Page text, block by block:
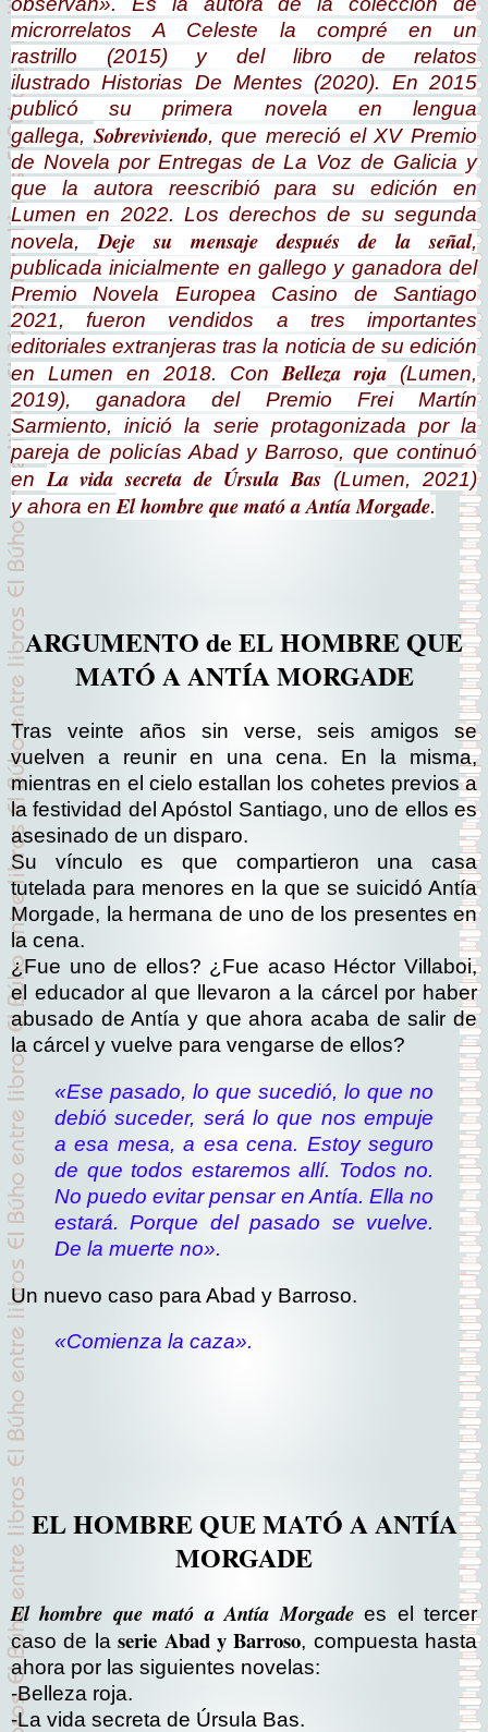
microrrelatosA Celeste la compré en un
rastrillo (2015) y del libro de relatos
ilustradoHistorias De Mentes(2020). En 2015
publicó su primera novela en lengua
gallega, Sobreviviendo, que mereció el XV Premio
de Novela por Entregas de La Voz de Galicia y
que la autora reescribió para su edición en
Lumen en 2022. Los derechos de su segunda
novela, Deje su mensaje después de la señal,
publicada inicialmente en gallego y ganadora del
Premio Novela Europea Casino de Santiago
2021, fueron vendidos a tres importantes
editoriales extranjeras tras la noticia de su edición
en Lumen en 2018. Con Belleza roja (Lumen,
2019), ganadora del Premio Frei Martín
Sarmiento, inició la serie protagonizada por la
pareja de policías Abad y Barroso, que continuó
en La vida secreta de Úrsula Bas(Lumen, 2021)
yahora en El hombre que mató a Antía Morgade.
ARGUMENTO de EL HOMBRE QUE
MATÓ A ANTÍA MORGADE
Tras veinte años sin verse, seis amigos se
vuelven a reunir en una cena. En la misma,
mientras en el cielo estallan los cohetes previos a
la festividad del Apóstol Santiago, uno de ellos es
asesinado de un disparo.
Su vínculo es que compartieron una casa
tutelada para menores en la que se suicidó Antía
Morgade, la hermana de uno de los presentes en
la cena.
¿Fue uno de ellos? ¿Fue acaso Héctor Villaboi,
el educador al que llevaron a la cárcel por haber
abusado de Antía y que ahora acaba de salir de
la cárcel y vuelve para vengarse de ellos?
«Ese pasado, lo que sucedió, lo que no
debió suceder, será lo que nos empuje
a esa mesa, a esa cena. Estoy seguro
de que todos estaremos allí. Todos no.
No puedo evitar pensar en Antía. Ella no
estará. Porque del pasado se vuelve.
De la muerte no».
Un nuevo caso para Abad y Barroso.
«Comienza la caza».
EL HOMBRE QUE MATÓ A ANTÍA
MORGADE
El hombre que mató a Antía Morgadees el tercer
caso de laserie Abad y Barroso, compuesta hasta
ahora por las siguientes novelas:
-Belleza roja.
-La vida secreta de Úrsula Bas.